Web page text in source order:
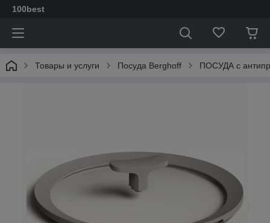
100best
Товары и услуги Посуда Berghoff ПОСУДА с